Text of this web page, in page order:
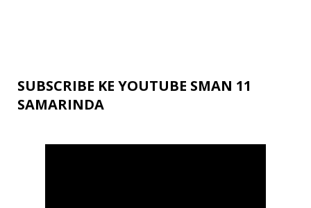
SUBSCRIBE KE YOUTUBE SMAN 11
SAMARINDA